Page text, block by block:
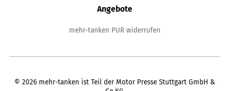
Angebote
mehr-tanken PUR widerrufen
© 2026 mehr-tanken ist Teil der Motor Presse Stuttgart GmbH &